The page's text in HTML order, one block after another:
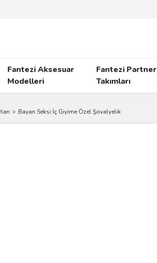
Fantezi Aksesuar
Modelleri
Fantezi Partner
Takımları
Bayan Seksi İç Giyime Özel Şovalyelik